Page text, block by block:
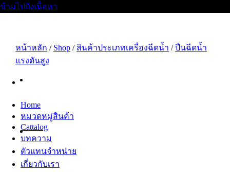
ข้ามไปยังเนื้อหา
Home
หมวดหมู่สินค้า
Cattalog
บทความ
ตัวแทนจำหน่าย
เกี่ยวกับเรา
หน้าหลัก / Shop / สินค้าประเภทเครื่องฉีดน้ำ / ปืนฉีดน้ำ
แรงดันสูง